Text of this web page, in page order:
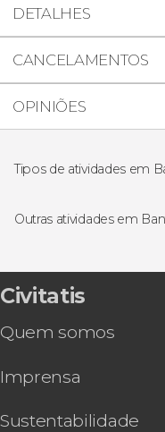
DETALHES
CANCELAMENTOS
OPINIÕES
Tipos de atividades em
Outras atividades em
Trilha por Banff
Observação de
Tour por Banff
Yamnuska
Free tour por Banff
Civitatis
Quem somos
Imprensa
Sustentabilidade